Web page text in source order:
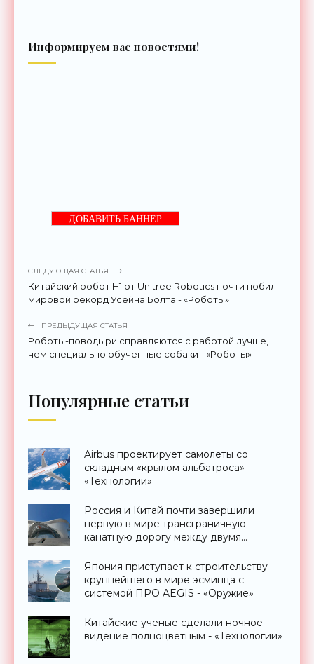
Информируем вас новостями!
ДОБАВИТЬ БАННЕР
СЛЕДУЮЩАЯ СТАТЬЯ
Китайский робот H1 от Unitree Robotics почти побил
мировой рекорд Усейна Болта - «Роботы»
ПРЕДЫДУЩАЯ СТАТЬЯ
Роботы-поводыри справляются с работой лучше,
чем специально обученные собаки - «Роботы»
Популярные статьи
Airbus проектирует самолеты со
складным «крылом альбатроса» -
«Технологии»
Россия и Китай почти завершили
первую в мире трансграничную
канатную дорогу между двумя
Япония приступает к строительству
крупнейшего в мире эсминца с
системой ПРО AEGIS - «Оружие»
Китайские ученые сделали ночное
видение полноцветным - «Технологии»